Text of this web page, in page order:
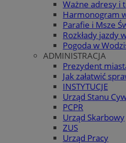
Ważne adresy i
Harmonogram
Parafie i Msze
Rozkłady jazdy
Pogoda w
ADMINISTRACJA
Prezydent
Jak załatwić
INSTYTUCJE
Urząd Stanu
PCPR
Urząd Skarbowy
ZUS
Urząd Pracy